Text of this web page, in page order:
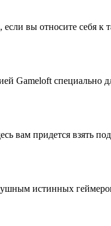
вы относите себя к
Gameloft специально
вам придется взять
истинных